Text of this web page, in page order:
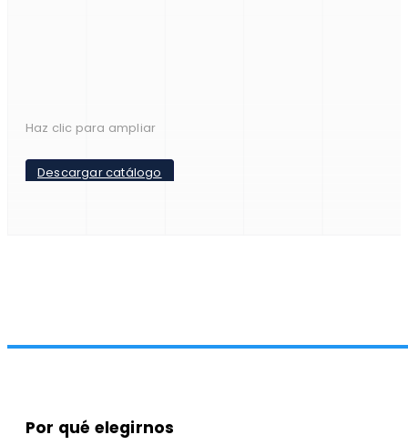
Haz clic para ampliar
Descargar catálogo
Por qué elegirnos